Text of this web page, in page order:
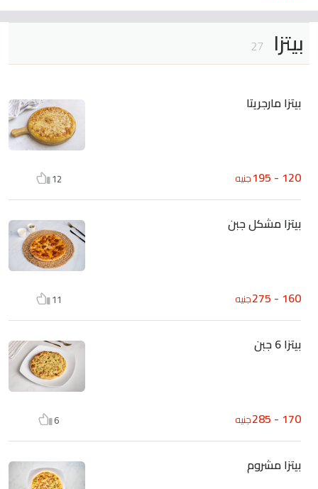
بيتزا 27
بيتزا مارجريتا
120 - 195 جنيه 12
بيتزا مشكل جبن
160 - 275 جنيه 11
بيتزا 6 جبن
170 - 285 جنيه 6
بيتزا مشروم